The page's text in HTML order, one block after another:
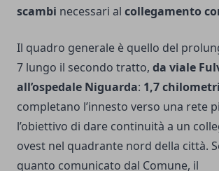
scambi necessari al collegamento
Il quadro generale è quello del
7 lungo il secondo tratto, da viale
all’ospedale Niguarda: 1,7 chilometri
completano l’innesto verso una rete
l’obiettivo di dare continuità a un
ovest nel quadrante nord della città.
quanto comunicato dal Comune, il